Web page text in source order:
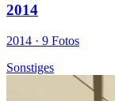
2014
2014 · 9 Fotos
Sonstiges